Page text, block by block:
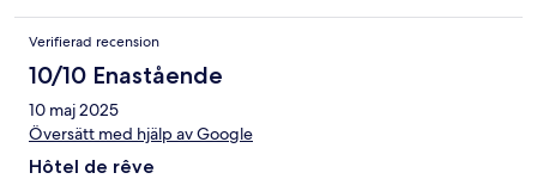
Verifierad recension
10/10 Enastående
10 maj 2025
Översätt med hjälp av Google
Hôtel de rêve